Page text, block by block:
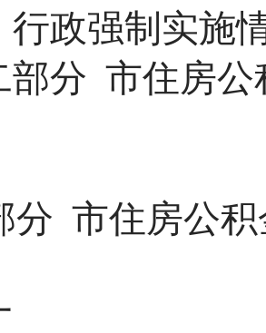
行政强制实施
部分 市住房公
分 市住房公